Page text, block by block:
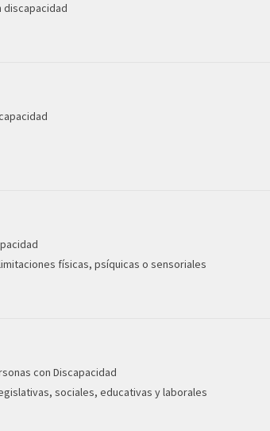
discapacidad
físicas, psíquicas o sensoriales
con Discapacidad
sociales, educativas y laborales